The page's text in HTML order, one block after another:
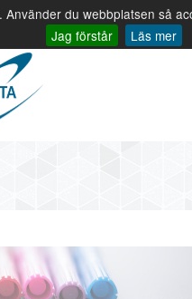
du webbplatsen så
Jag förstår
Läs mer
08-410 320 00
info@bita.eu